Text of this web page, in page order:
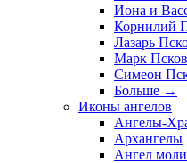
Иона и
Корнилий
Лазарь
Марк
Симеон
Больше →
Иконы ангелов
Ангелы-
Архангелы
Ангел